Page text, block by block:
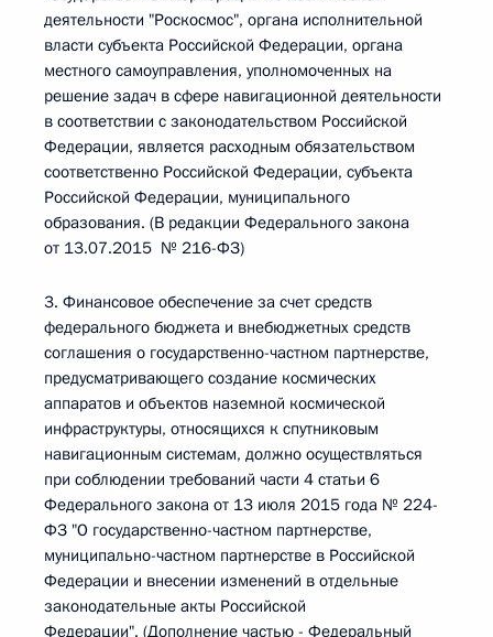
деятельности "Роскосмос", органа исполнительной
власти субъекта Российской Федерации, органа
местного самоуправления, уполномоченных на
решение задач в сфере навигационной деятельности
в соответствии с законодательством Российской
Федерации, является расходным обязательством
соответственно Российской Федерации, субъекта
Российской Федерации, муниципального
образования. (В редакции Федерального закона
от 13.07.2015 № 216-ФЗ)
3. Финансовое обеспечение за счет средств
федерального бюджета и внебюджетных средств
соглашения о государственно-частном партнерстве,
предусматривающего создание космических
аппаратов и объектов наземной космической
инфраструктуры, относящихся к спутниковым
навигационным системам, должно осуществляться
при соблюдении требований части 4 статьи 6
Федерального закона от 13 июля 2015 года № 224-
ФЗ "О государственно-частном партнерстве,
муниципально-частном партнерстве в Российской
Федерации и внесении изменений в отдельные
законодательные акты Российской
Федерации". (Дополнение частью - Федеральный